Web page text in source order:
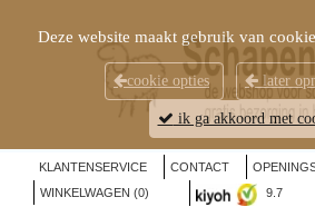
KLANTENSERVICE CONTACT
WINKELWAGEN (0) 9.7
Deze website maakt gebruik van
cookie opties later
ik ga akkoord met